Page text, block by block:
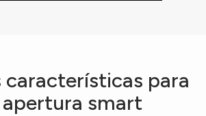
características para
apertura smart